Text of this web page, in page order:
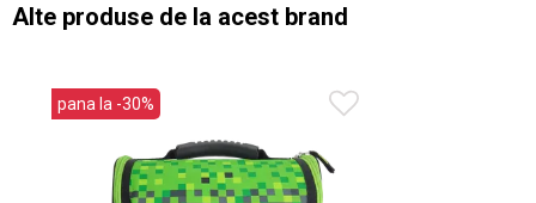
Alte produse de la acest brand
pana la -30%